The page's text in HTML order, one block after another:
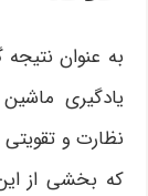
به عنوان نتیجه
یادگیری
نظارت و تقویتی
که بخشی از